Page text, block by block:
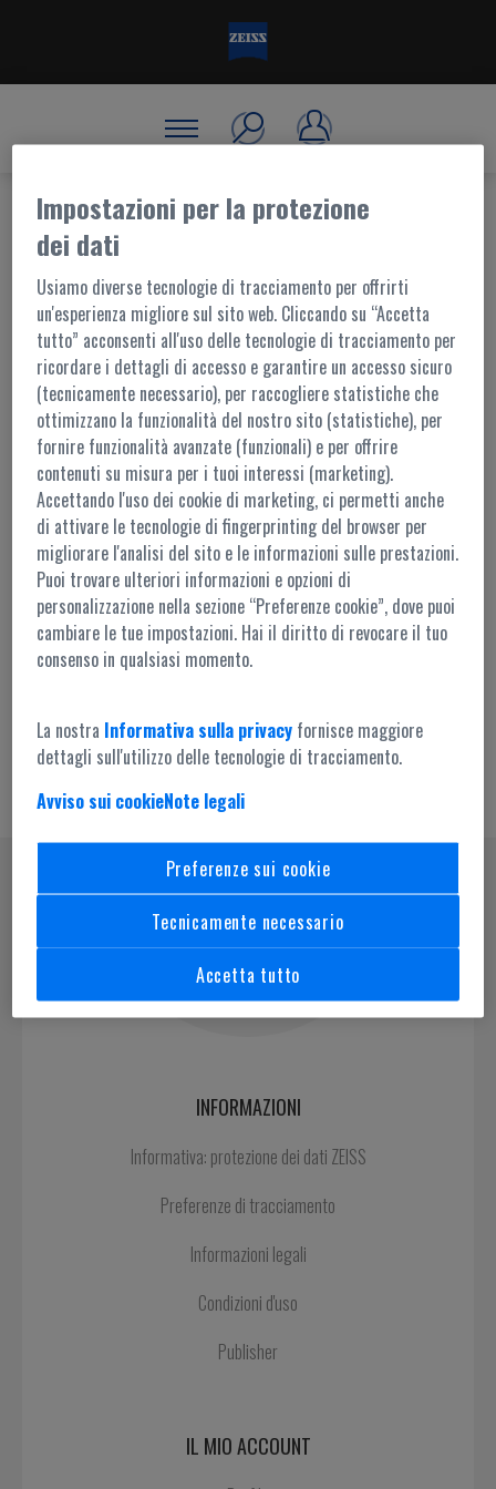
ACCESSO AL PORTALE
I contenuti di questo portale sono accessibili ai soli utenti registrati.
L'accesso è possibile tramiteMyZEISS
Per ulteriori informazioni,contattaci
Accesso amministrazione
INFORMAZIONI
Informativa: protezione dei dati ZEISS
Preferenze di tracciamento
Informazioni legali
Condizioni d'uso
Publisher
IL MIO ACCOUNT
Impostazioni per la protezione
dei dati
Usiamo diverse tecnologie di tracciamento per offrirti
un'esperienza migliore sul sito web. Cliccando su “Accetta
tutto” acconsenti all'uso delle tecnologie di tracciamento per
ricordare i dettagli di accesso e garantire un accesso sicuro
(tecnicamente necessario), per raccogliere statistiche che
ottimizzano la funzionalità del nostro sito (statistiche), per
fornire funzionalità avanzate (funzionali) e per offrire
contenuti su misura per i tuoi interessi (marketing).
Accettando l'uso dei cookie di marketing, ci permetti anche
di attivare le tecnologie di fingerprinting del browser per
migliorare l'analisi del sito e le informazioni sulle prestazioni.
Puoi trovare ulteriori informazioni e opzioni di
personalizzazione nella sezione “Preferenze cookie”, dove puoi
cambiare le tue impostazioni. Hai il diritto di revocare il tuo
consenso in qualsiasi momento.
La nostra Informativa sulla privacy fornisce maggiore
dettagli sull'utilizzo delle tecnologie di tracciamento.
Avviso sui cookieNote legali
Preferenze sui cookie
Tecnicamente necessario
Accetta tutto